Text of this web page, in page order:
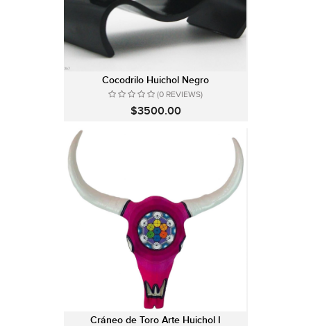
Cocodrilo Huichol Negro
(0 REVIEWS)
$3500.00
Cráneo de Toro Arte Huichol I